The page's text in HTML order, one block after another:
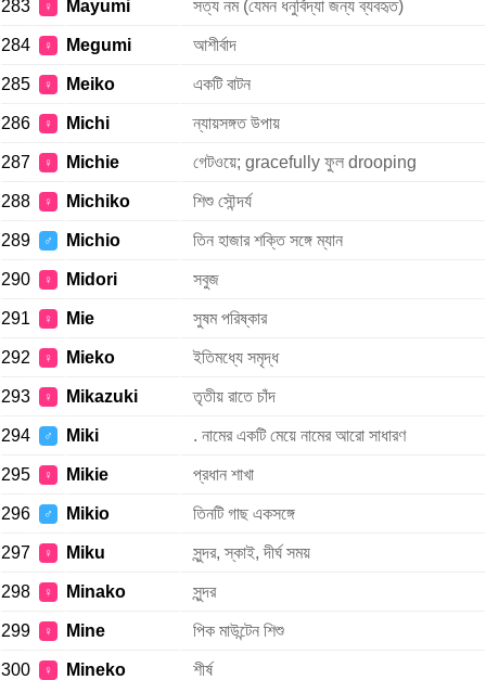
283 ♀ Mayumi সত্য নম (যেমন ধনুর্বিদ্যা জন্য ব্যবহৃত)
284 ♀ Megumi আশীর্বাদ
285 ♀ Meiko একটি বাটন
286 ♀ Michi ন্যায়সঙ্গত উপায়
287 ♀ Michie গেটওয়ে; gracefully ফুল drooping
288 ♀ Michiko শিশু সৌন্দর্য
289 ♂ Michio তিন হাজার শক্তি সঙ্গে ম্যান
290 ♀ Midori সবুজ
291 ♀ Mie সুষম পরিষ্কার
292 ♀ Mieko ইতিমধ্যে সমৃদ্ধ
293 ♀ Mikazuki তৃতীয় রাতে চাঁদ
294 ♂ Miki . নামের একটি মেয়ে নামের আরো সাধারণ
295 ♀ Mikie প্রধান শাখা
296 ♂ Mikio তিনটি গাছ একসঙ্গে
297 ♀ Miku সুন্দর, স্কাই, দীর্ঘ সময়
298 ♀ Minako সুন্দর
299 ♀ Mine পিক মাউন্টেন শিশু
300 ♀ Mineko শীর্ষ